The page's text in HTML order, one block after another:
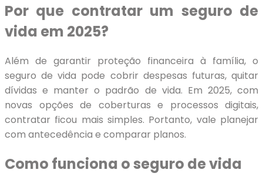
Por que contratar um seguro de
vida em 2025?
Além de garantir proteção financeira à família, o
seguro de vida pode cobrir despesas futuras, quitar
dívidas e manter o padrão de vida. Em 2025, com
novas opções de coberturas e processos digitais,
contratar ficou mais simples. Portanto, vale planejar
com antecedência e comparar planos.
Como funciona o seguro de vida